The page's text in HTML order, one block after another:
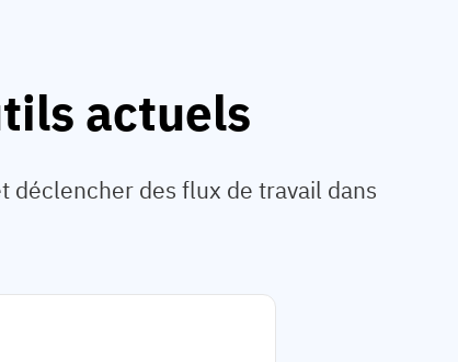
actuels
déclencher des flux de travail dans